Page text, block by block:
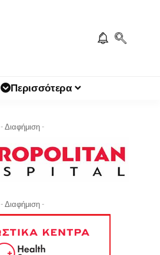
Περισσότερα
- Διαφήμιση -
- Διαφήμιση -